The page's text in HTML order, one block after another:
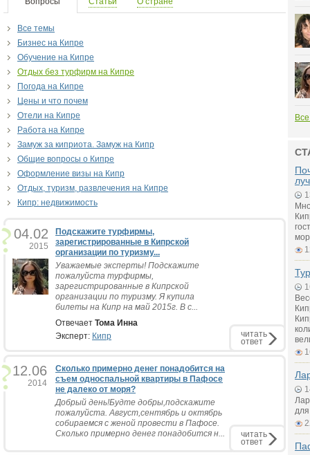
Все темы
Бизнес на Кипре
Обучение на Кипре
Отдых без турфирм на Кипре
Погода на Кипре
Цены и что почем
Отели на Кипре
Работа на Кипре
Замуж за киприота. Замуж на Кипр
Общие вопросы о Кипре
Оформление визы на Кипр
Отдых, туризм, развлечения на Кипре
Кипр: недвижимость
04.02
2015
Подскажите турфирмы,
зарегистрированные в Кипрской
организации по туризму...
Уважаемые эксперты! Подскажите
пожалуйста турфирмы,
зарегистрированные в Кипрской
организации по туризму. Я купила
билеты на Кипр на май 2015г. В с...
Отвечает Тома Инна
Эксперт: Кипр читать
ответ
12.06
2014
Сколько примерно денег понадобится на
съем односпальной квартиры в Пафосе
не далеко от моря?
Добрый день!Будте добры,подскажите
пожалуйста. Август,сентябрь и октябрь
собираемся с женой провести в Пафосе.
Сколько примерно денег понадобится н...
читать
ответ